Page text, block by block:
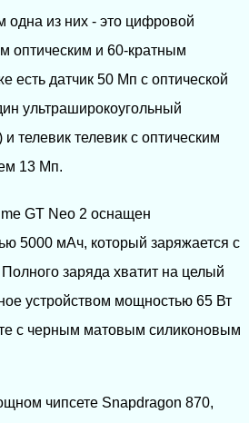
одна из них - это цифровой
оптическим и 60-кратным
есть датчик 50 Мп с оптической
ультраширокоугольный
телевик телевик с оптическим
13 Мп.
GT Neo 2 оснащен
5000 мАч, который заряжается с
заряда хватит на целый
устройством мощностью 65 Вт
с черным матовым силиконовым
чипсете Snapdragon 870,